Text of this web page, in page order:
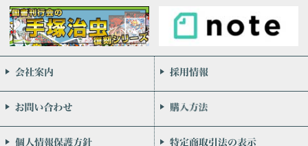
会社案内
お問い合わせ
個人情報保護方針